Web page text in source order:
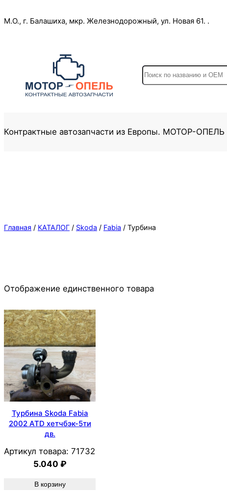
к
М.О., г. Балашиха, мкр. Железнодорожный, ул. Новая 61. .
S
e
h
Контрактные автозапчасти из Европы. МОТОР-ОПЕЛЬ
Главная / КАТАЛОГ / Skoda / Fabia / Турбина
Отображение единственного товара
Турбина Skoda Fabia
2002 ATD хетчбэк-5ти
дв.
Артикул товара: 71732
5.040 ₽
В корзину